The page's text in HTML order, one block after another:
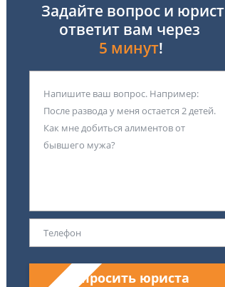
Задайте вопрос и юрист
ответит вам через
5 минут!
Спросить юриста